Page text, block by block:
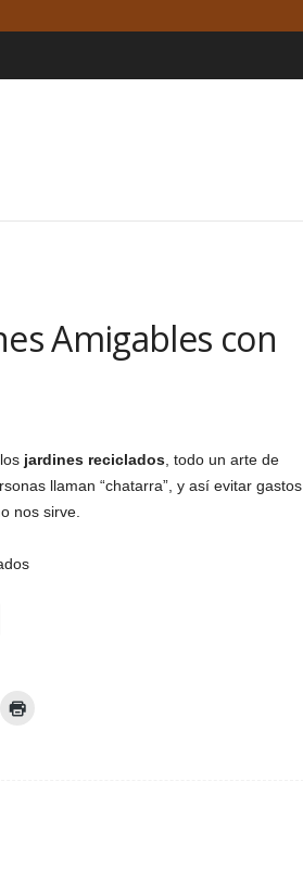
Amigables con
jardines reciclados, todo un arte de
llaman “chatarra”, y así evitar gastos
nos sirve.